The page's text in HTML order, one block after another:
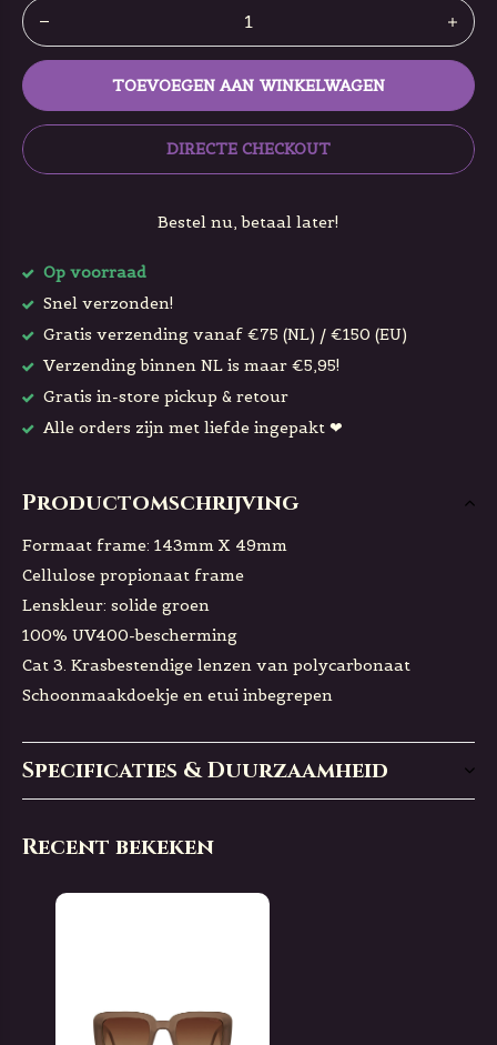
TOEVOEGEN AAN WINKELWAGEN
DIRECTE CHECKOUT
Bestel nu, betaal later!
Op voorraad
Snel verzonden!
Gratis verzending vanaf €75 (NL) / €150 (EU)
Verzending binnen NL is maar €5,95!
Gratis in-store pickup & retour
Alle orders zijn met liefde ingepakt ❤
Productomschrijving
Formaat frame: 143mm X 49mm
Cellulose propionaat frame
Lenskleur: solide groen
100% UV400-bescherming
Cat 3. Krasbestendige lenzen van polycarbonaat
Schoonmaakdoekje en etui inbegrepen
Specificaties & Duurzaamheid
Recent bekeken